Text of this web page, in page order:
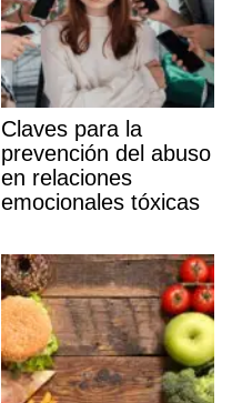
Claves para la
prevención del abuso
en relaciones
emocionales tóxicas